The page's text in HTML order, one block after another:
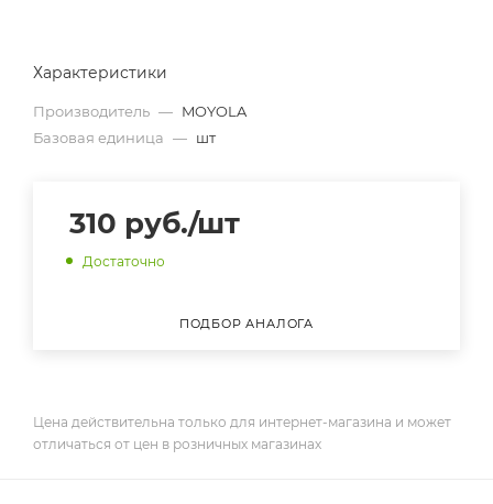
Характеристики
Производитель — MOYOLA
Базовая единица — шт
310 руб./шт
Достаточно
ПОДБОР АНАЛОГА
Цена действительна только для интернет-магазина и может
отличаться от цен в розничных магазинах